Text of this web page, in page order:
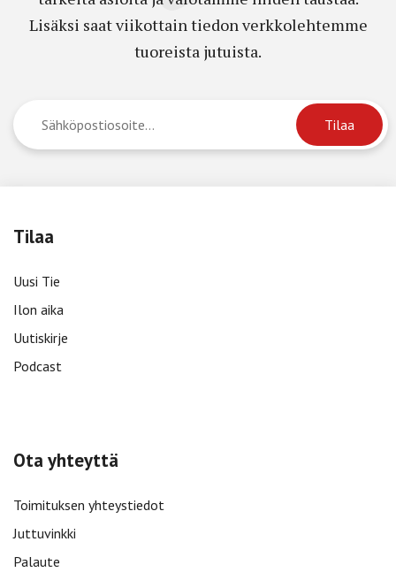
Lisäksi saat viikottain tiedon verkkolehtemme
tuoreista jutuista.
Tilaa
Uusi Tie
Ilon aika
Uutiskirje
Podcast
Ota yhteyttä
Toimituksen yhteystiedot
Juttuvinkki
Palaute